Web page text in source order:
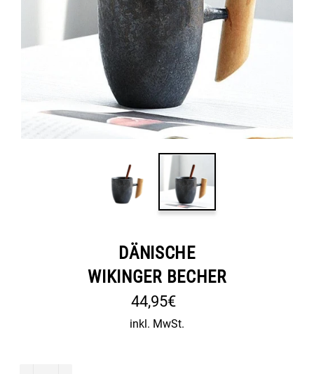
DÄNISCHE
WIKINGER BECHER
Normaler
Preis
44,95€
inkl. MwSt.